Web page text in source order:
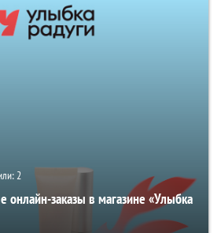
2
заказы в магазине «Улыбка